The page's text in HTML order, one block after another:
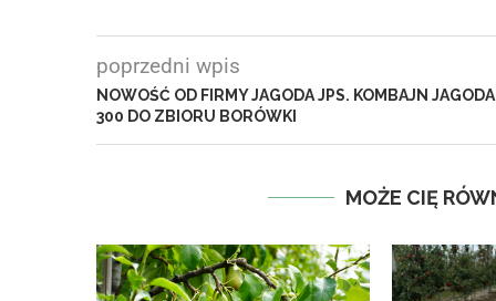
poprzedni wpis
NOWOŚĆ OD FIRMY JAGODA JPS. KOMBAJN JAGODA
300 DO ZBIORU BORÓWKI
MOŻE CIĘ